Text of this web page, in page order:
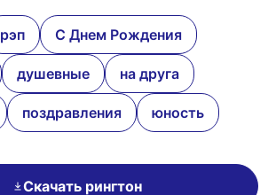
рэп С Днем Рождения
душевные на друга
поздравления юность
Скачать рингтон